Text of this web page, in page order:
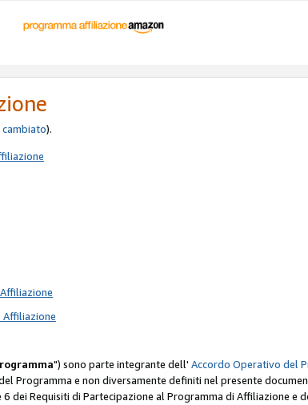
cambiato).
Affiliazione
") sono parte integrante dell' Accordo Operativo del
Programma e non diversamente definiti nel presente
dei Requisiti di Partecipazione al Programma di Affiliazione e